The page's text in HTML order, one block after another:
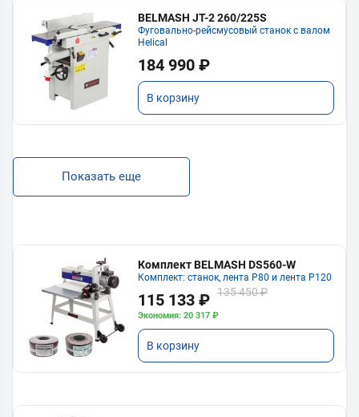
BELMASH JT-2 260/225S
Фуговально-рейсмусовый станок с валом
Helical
184 990 ₽
В корзину
Показать еще
Комплект BELMASH DS560-W
Комплект: станок, лента P80 и лента P120
115 133 ₽ 135 450 ₽
Экономия: 20 317 ₽
В корзину